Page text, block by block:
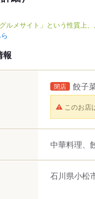
ルメサイト」という性質上
報
閉店 餃子
このお店
中華料理、
石川県小松